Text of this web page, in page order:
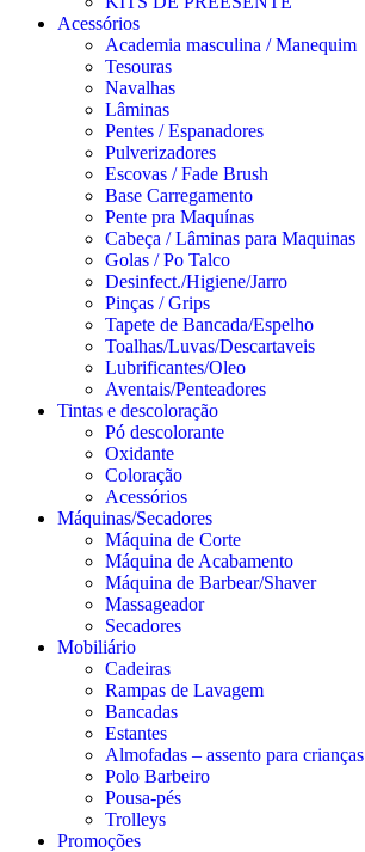
Acessórios
Academia masculina / Manequim
Tesouras
Navalhas
Lâminas
Pentes / Espanadores
Pulverizadores
Escovas / Fade Brush
Base Carregamento
Pente pra Maquínas
Cabeça / Lâminas para Maquinas
Golas / Po Talco
Desinfect./Higiene/Jarro
Pinças / Grips
Tapete de Bancada/Espelho
Toalhas/Luvas/Descartaveis
Lubrificantes/Oleo
Aventais/Penteadores
Tintas e descoloração
Pó descolorante
Oxidante
Coloração
Acessórios
Máquinas/Secadores
Máquina de Corte
Máquina de Acabamento
Máquina de Barbear/Shaver
Massageador
Secadores
Mobiliário
Cadeiras
Rampas de Lavagem
Bancadas
Estantes
Almofadas – assento para crianças
Polo Barbeiro
Pousa-pés
Trolleys
Promoções